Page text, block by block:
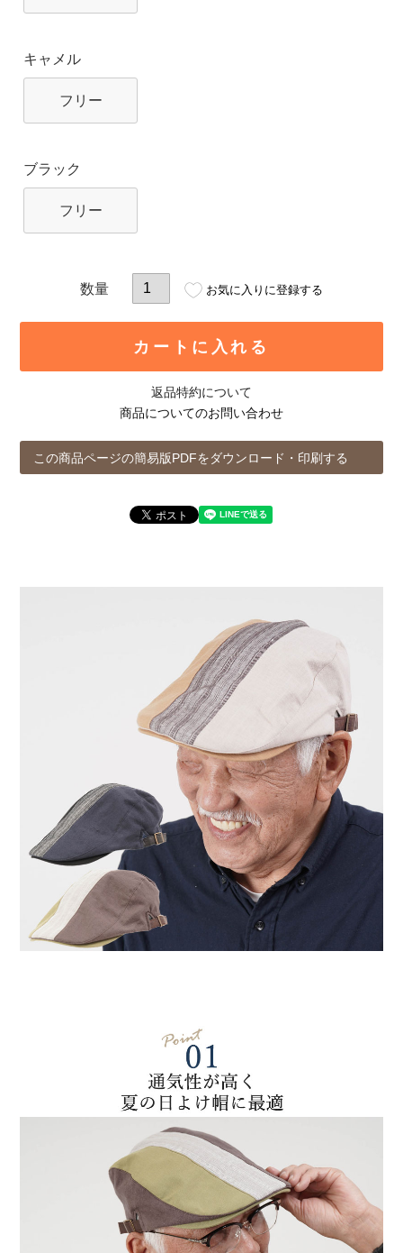
キャメル
フリー
ブラック
フリー
お気に入りに登録する
カートに入れる
返品特約について
商品についてのお問い合わせ
この商品ページの簡易版PDFをダウンロード・印刷する